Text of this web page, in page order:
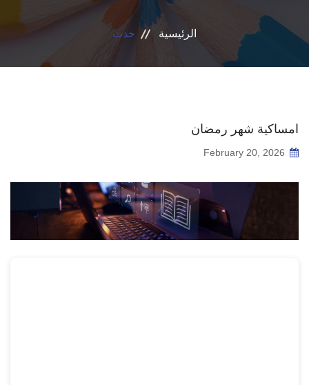
قطاع التعاون الدولي
الخدمات
الرئيسية حدث
امساكية شهر رمضان
February 20, 2026